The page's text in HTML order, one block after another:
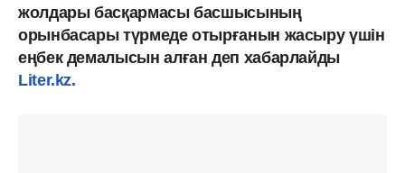
жолдары басқармасы басшысының
орынбасары түрмеде отырғанын жасыру үшін
еңбек демалысын алған деп хабарлайды
Liter.kz.